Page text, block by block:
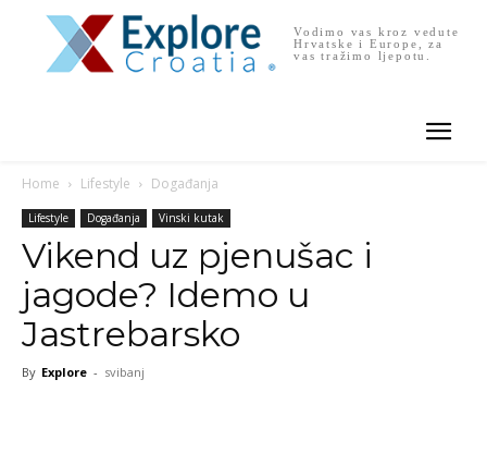
Vodimo vas kroz vedute
Hrvatske i Europe, za
vas tražimo ljepotu.
Home Lifestyle Događanja
Lifestyle Događanja Vinski kutak
Vikend uz pjenušac i
jagode? Idemo u
Jastrebarsko
By Explore - svibanj